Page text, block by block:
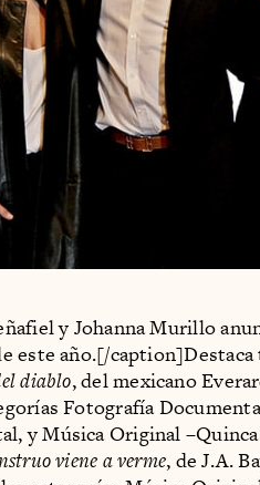
y Johanna Murillo
este año.[/
diablo, del mexicano
Fotografía
y Música Original
viene a verme, de J.A.